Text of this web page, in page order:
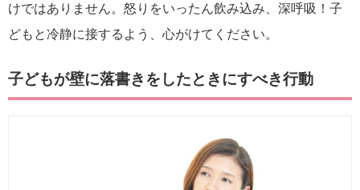
けではありません。怒りをいったん飲み込み、深呼吸！子
どもと冷静に接するよう、心がけてください。
子どもが壁に落書きをしたときにすべき行動